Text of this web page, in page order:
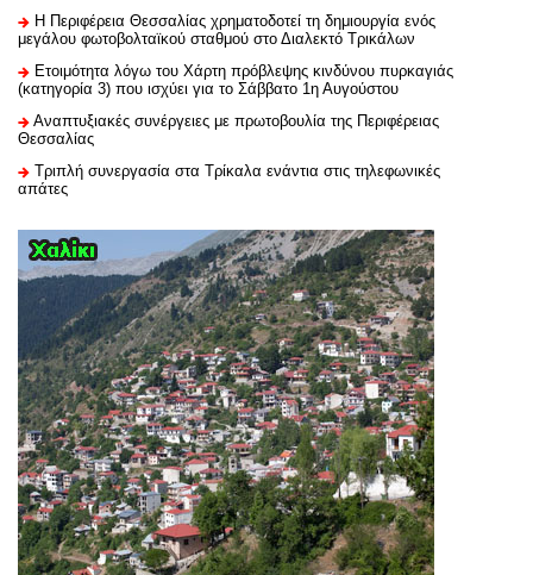
H Περιφέρεια Θεσσαλίας χρηματοδοτεί τη δημιουργία ενός
μεγάλου φωτοβολταϊκού σταθμού στο Διαλεκτό Τρικάλων
Ετοιμότητα λόγω του Χάρτη πρόβλεψης κινδύνου πυρκαγιάς
(κατηγορία 3) που ισχύει για το Σάββατο 1η Αυγούστου
Αναπτυξιακές συνέργειες με πρωτοβουλία της Περιφέρειας
Θεσσαλίας
Τριπλή συνεργασία στα Τρίκαλα ενάντια στις τηλεφωνικές
απάτες